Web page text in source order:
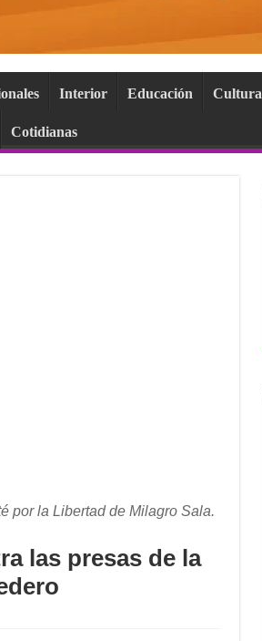
Interior Educación Cultura
Cotidianas
por la Libertad de Milagro Sala.
las presas de la